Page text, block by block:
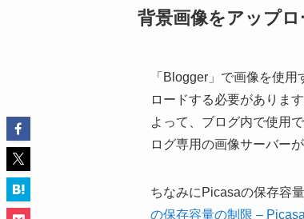
背景画像をアップロ
「Blogger」で画像を使用
ロードする必要がありま
よって、ブログ内で使用
ログ専用の画像サーバー
ちなみにPicasaの保存容
の保存容量の制限 –